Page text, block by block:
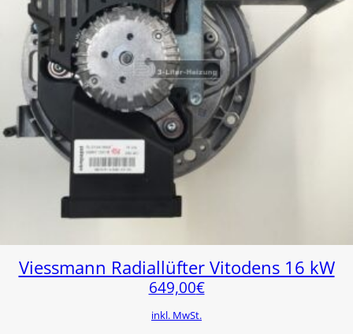
Viessmann Radiallüfter Vitodens 16 kW
649,00€
inkl. MwSt.